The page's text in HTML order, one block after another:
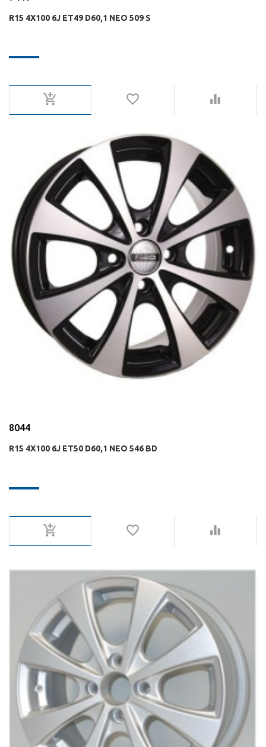
R15 4X100 6J ET49 D60,1 NEO 509 S
8044
R15 4X100 6J ET50 D60,1 NEO 546 BD